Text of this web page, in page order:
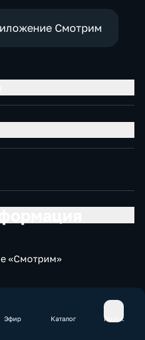
Эфир Каталог Поиск
Смотрим
«Смотрим»